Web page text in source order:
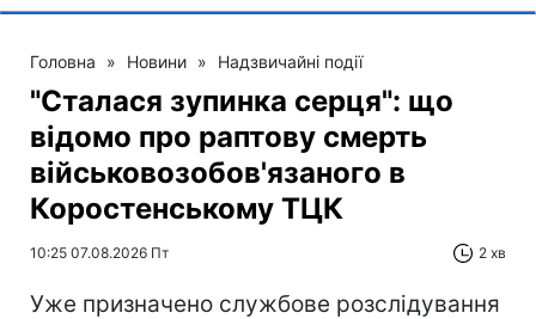
Головна » Новини » Надзвичайні події
"Сталася зупинка серця": що
відомо про раптову смерть
військовозобов'язаного в
Коростенському ТЦК
10:25 07.08.2026 Пт 2 хв
Уже призначено службове розслідування